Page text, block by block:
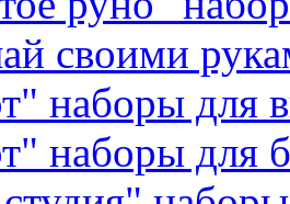
своими
наборы для
наборы для